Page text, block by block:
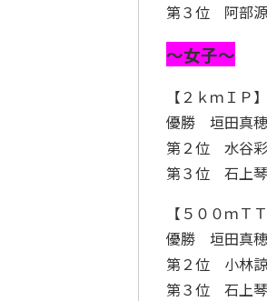
第３位 阿部源
～女子～
【２ｋｍＩＰ】
優勝 垣田真穂
第２位 水谷彩
第３位 石上琴
【５００ｍＴＴ
優勝 垣田真穂
第２位 小林諒
第３位 石上琴